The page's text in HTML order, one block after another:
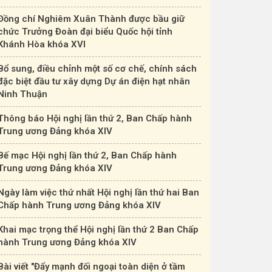
Bí thư Tô Lâm ký Quy định về công tác chính
8-4, Tổng Bí thư, Chủ tịch nước Tô Lâm đã ký ban hành
tưởng trong Đảng, quy định mục đích, yêu cầu, nguyên tắc;
chí Nghiêm Xuân Thành được bầu giữ
Trưởng Đoàn đại biểu Quốc hội tỉnh
Hòa khóa XVI
sung, điều chỉnh một số cơ chế, chính sách
biệt đầu tư xây dựng Dự án điện hạt nhân
Thuận
báo Hội nghị lần thứ 2, Ban Chấp hành
ương Đảng khóa XIV
mạc Hội nghị lần thứ 2, Ban Chấp hành
ương Đảng khóa XIV
làm việc thứ nhất Hội nghị lần thứ hai Ban
hành Trung ương Đảng khóa XIV
mạc trọng thể Hội nghị lần thứ 2 Ban Chấp
Trung ương Đảng khóa XIV
viết "Đẩy mạnh đối ngoại toàn diện ở tầm